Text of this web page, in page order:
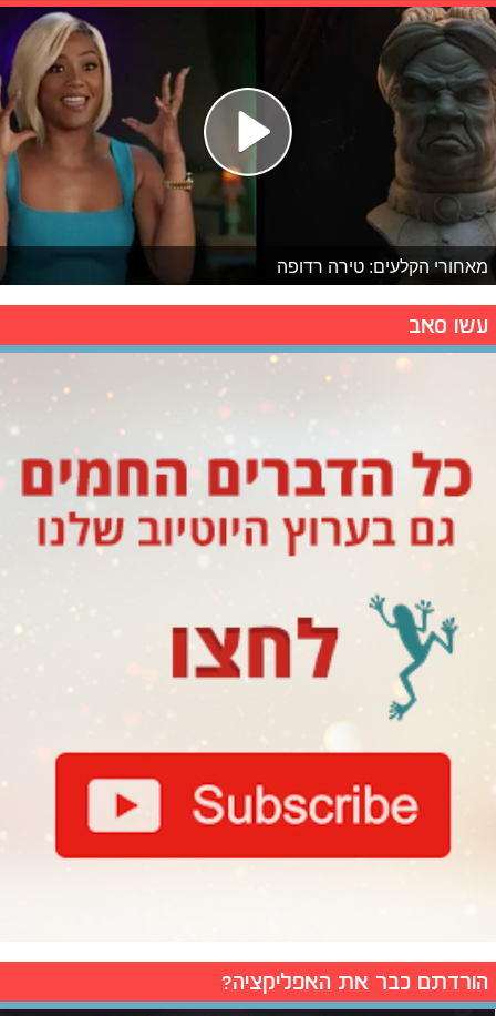
מאחורי הקלעים: טירה רדופה
עשו סאב
הורדתם כבר את האפליקציה?